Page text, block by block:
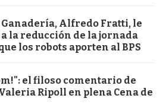
Alfredo Fratti, le
la reducción de la jornada
los robots aporten al BPS
el filoso comentario de
Ripoll en plena Cena de